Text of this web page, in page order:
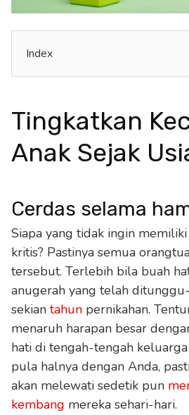
Index
Tingkatkan
Anak Sejak
Cerdas selama
Siapa yang tidak ingin memiliki
kritis? Pastinya semua
tersebut. Terlebih bila buah
anugerah yang telah
sekian tahun pernikahan.
menaruh harapan besar
hati di tengah-tengah
pula halnya dengan Anda,
akan melewati sedetik pun
kembang mereka sehari-hari.